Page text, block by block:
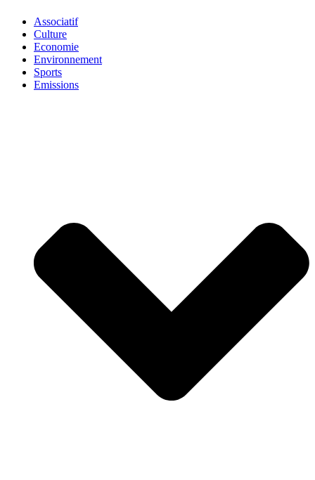
Associatif
Culture
Economie
Environnement
Sports
Emissions